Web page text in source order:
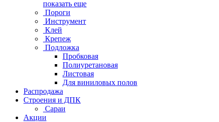
показать еще
Пороги
Инструмент
Клей
Крепеж
Подложка
Пробковая
Полиуретановая
Листовая
Для виниловых полов
Распродажа
Строения и ДПК
Сараи
Акции